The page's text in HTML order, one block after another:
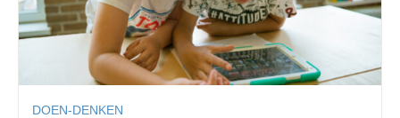
DOEN-DENKEN